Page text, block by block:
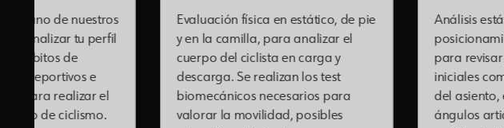
Evaluación física en estático, de pie
y en la camilla, para analizar el
cuerpo del ciclista en carga y
descarga. Se realizan los test
biomecánicos necesarios para
valorar la movilidad, posibles
Análisis estático del
posicionamiento sobre la bicicleta
para revisar y ajustar las medidas
iniciales como la altura y posición
del asiento, el manillar y los
ángulos articulares de la cadera,